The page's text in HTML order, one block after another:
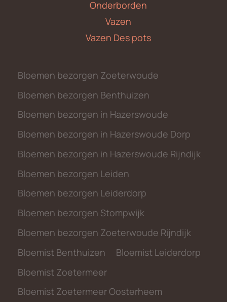
Onderborden
Vazen
Vazen Des pots
Bloemen bezorgen Zoeterwoude
Bloemen bezorgen Benthuizen
Bloemen bezorgen in Hazerswoude
Bloemen bezorgen in Hazerswoude Dorp
Bloemen bezorgen in Hazerswoude Rijndijk
Bloemen bezorgen Leiden
Bloemen bezorgen Leiderdorp
Bloemen bezorgen Stompwijk
Bloemen bezorgen Zoeterwoude Rijndijk
Bloemist Benthuizen
Bloemist Leiderdorp
Bloemist Zoetermeer
Bloemist Zoetermeer Oosterheem